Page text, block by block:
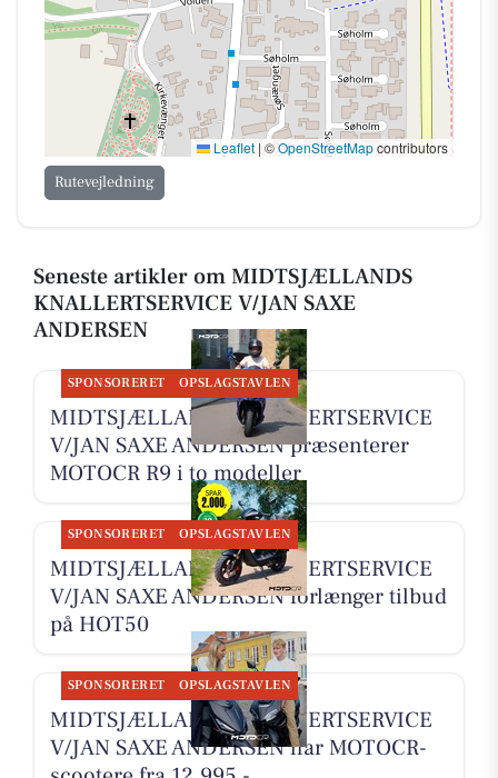
Leaflet | ©OpenStreetMapcontributors
Rutevejledning
Seneste artikler om MIDTSJÆLLANDS
KNALLERTSERVICE V/JAN SAXE
ANDERSEN
SPONSORERET OPSLAGSTAVLEN
MIDTSJÆLLANDS KNALLERTSERVICE
V/JAN SAXE ANDERSEN præsenterer
MOTOCR R9 i to modeller
SPONSORERET OPSLAGSTAVLEN
MIDTSJÆLLANDS KNALLERTSERVICE
V/JAN SAXE ANDERSEN forlænger tilbud
på HOT50
SPONSORERET OPSLAGSTAVLEN
MIDTSJÆLLANDS KNALLERTSERVICE
V/JAN SAXE ANDERSEN har MOTOCR-